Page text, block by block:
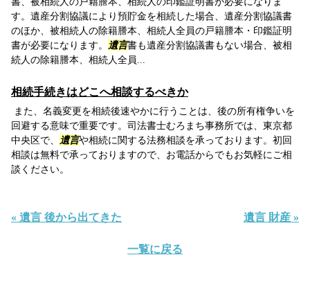
す。遺産分割協議により預貯金を相続した場合、遺産分割協議書
のほか、被相続人の除籍謄本、相続人全員の戸籍謄本・印鑑証明
書が必要になります。
遺言書も遺産分割協議書もない場合、被相
続人の除籍謄本、相続人全員...
相続手続きはどこへ相談するべきか
また、名義変更を相続後速やかに行うことは、後の所有権争いを
回避する意味で重要です。司法書士むろまち事務所では、東京都
中央区で、
遺言や相続に関する法務相談を承っております。初回
相談は無料で承っておりますので、お電話からでもお気軽にご相
談ください。
« 遺言 後から出てきた 遺言 財産 »
一覧に戻る